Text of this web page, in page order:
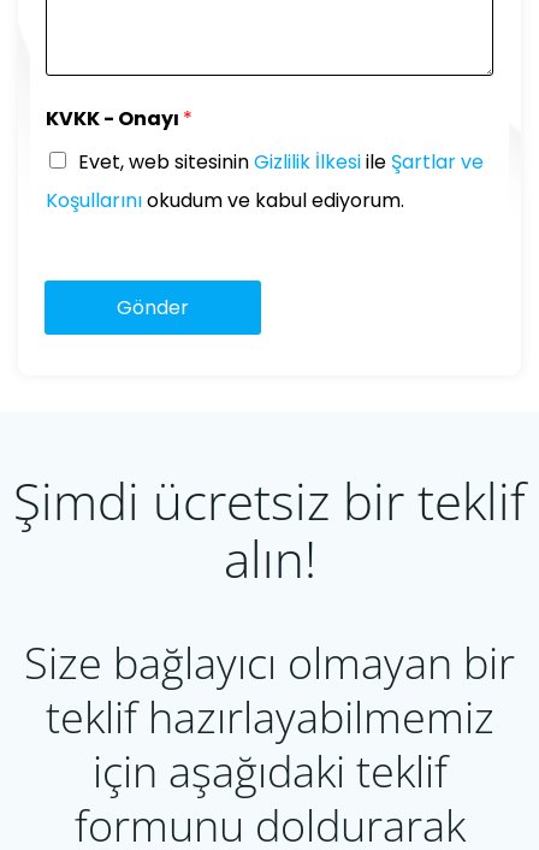
KVKK - Onayı *
Evet, web sitesininGizlilik İlkesiile Şartlar ve
Koşullarınıokudum ve kabul ediyorum.
Gönder
Şimdi ücretsiz bir teklif
alın!
Size bağlayıcı olmayan bir
teklif hazırlayabilmemiz
için aşağıdaki teklif
formunu doldurarak